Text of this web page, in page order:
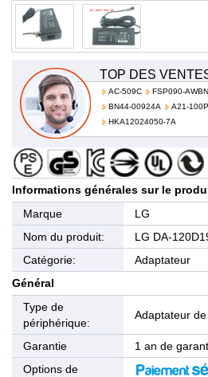
TOP DES
AC-509C FSP090-
BN44-00924A
A21-
HKA12024050-7A
Informations générales sur le
Marque
LG
Nom du produit:
LG DA-
Catégorie:
Adaptateur
Général
Type de
périphérique:
Adaptateur
Garantie
1 an de
Options de